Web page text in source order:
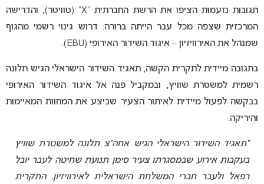
תגובות נזעמות הציפו את הרשת החברתית “X” (טוויטר), והדרישה
המרכזית שצפה מכל עבר הייתה ברורה: דרוש גינוי רשמי מהגוף
שמנהל את האירוויזיון – איגוד השידור האירופי (EBU).
בתגובה מיידית לתקרית הקשה, תאגיד השידור הישראלי הגיש תלונה
רשמית למשטרת שוויץ, ובמקביל פנה אל איגוד השידור האירופי
בבקשה לפעול מיידית לאיתור הצעיר שביצע את המחוות המאיימות
והיריקה.
“תאגיד השידור הישראלי הגיש אחה”צ תלונה למשטרת שוויץ
בעקבות אירוע שבמסגרתו צעיר סימן תנועת שחיטה לעבר יובל
רפאל ולעבר חברי המשלחת הישראלית לאירוויזיון. התקרית